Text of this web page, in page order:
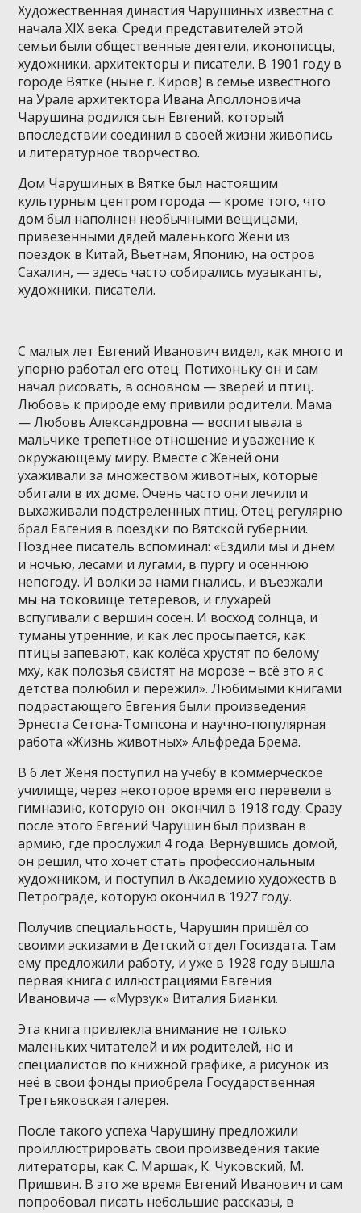
Художественная династия Чарушиных известна с
начала XIX века. Среди представителей этой
семьи были общественные деятели, иконописцы,
художники, архитекторы и писатели. В 1901 году в
городе Вятке (ныне г. Киров) в семье известного
на Урале архитектора Ивана Аполлоновича
Чарушина родился сын Евгений, который
впоследствии соединил в своей жизни живопись
и литературное творчество.
Дом Чарушиных в Вятке был настоящим
культурным центром города — кроме того, что
дом был наполнен необычными вещицами,
привезёнными дядей маленького Жени из
поездок в Китай, Вьетнам, Японию, на остров
Сахалин, — здесь часто собирались музыканты,
художники, писатели.
С малых лет Евгений Иванович видел, как много и
упорно работал его отец. Потихоньку он и сам
начал рисовать, в основном — зверей и птиц.
Любовь к природе ему привили родители. Мама
— Любовь Александровна — воспитывала в
мальчике трепетное отношение и уважение к
окружающему миру. Вместе с Женей они
ухаживали за множеством животных, которые
обитали в их доме. Очень часто они лечили и
выхаживали подстреленных птиц. Отец регулярно
брал Евгения в поездки по Вятской губернии.
Позднее писатель вспоминал: «Ездили мы и днём
и ночью, лесами и лугами, в пургу и осеннюю
непогоду. И волки за нами гнались, и въезжали
мы на токовище тетеревов, и глухарей
вспугивали с вершин сосен. И восход солнца, и
туманы утренние, и как лес просыпается, как
птицы запевают, как колёса хрустят по белому
мху, как полозья свистят на морозе – всё это я с
детства полюбил и пережил». Любимыми книгами
подрастающего Евгения были произведения
Эрнеста Сетона-Томпсона и научно-популярная
работа «Жизнь животных» Альфреда Брема.
В 6 лет Женя поступил на учёбу в коммерческое
училище, через некоторое время его перевели в
гимназию, которую он окончил в 1918 году. Сразу
после этого Евгений Чарушин был призван в
армию, где прослужил 4 года. Вернувшись домой,
он решил, что хочет стать профессиональным
художником, и поступил в Академию художеств в
Петрограде, которую окончил в 1927 году.
Получив специальность, Чарушин пришёл со
своими эскизами в Детский отдел Госиздата. Там
ему предложили работу, и уже в 1928 году вышла
первая книга с иллюстрациями Евгения
Ивановича — «Мурзук» Виталия Бианки.
Эта книга привлекла внимание не только
маленьких читателей и их родителей, но и
специалистов по книжной графике, а рисунок из
неё в свои фонды приобрела Государственная
Третьяковская галерея.
После такого успеха Чарушину предложили
проиллюстрировать свои произведения такие
литераторы, как С. Маршак, К. Чуковский, М.
Пришвин. В это же время Евгений Иванович и сам
попробовал писать небольшие рассказы, в